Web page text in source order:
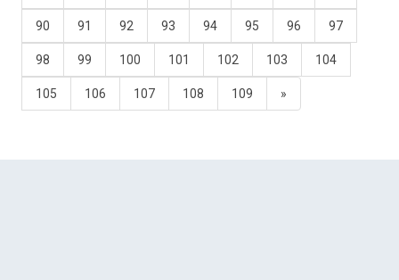
90 91 92 93 94 95 96 97
98 99 100 101 102 103 104
105 106 107 108 109 »